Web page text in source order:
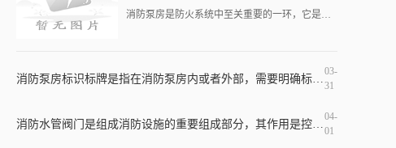
消防泵房是防火系统中至关重要的一环，它是一种专用设施，用于保障建筑物内外的消防水源供应，是防火系统的“心脏”。在消防泵房的安装和布管方面需要慎重考虑，下面我们就一
03-
31
04-
01